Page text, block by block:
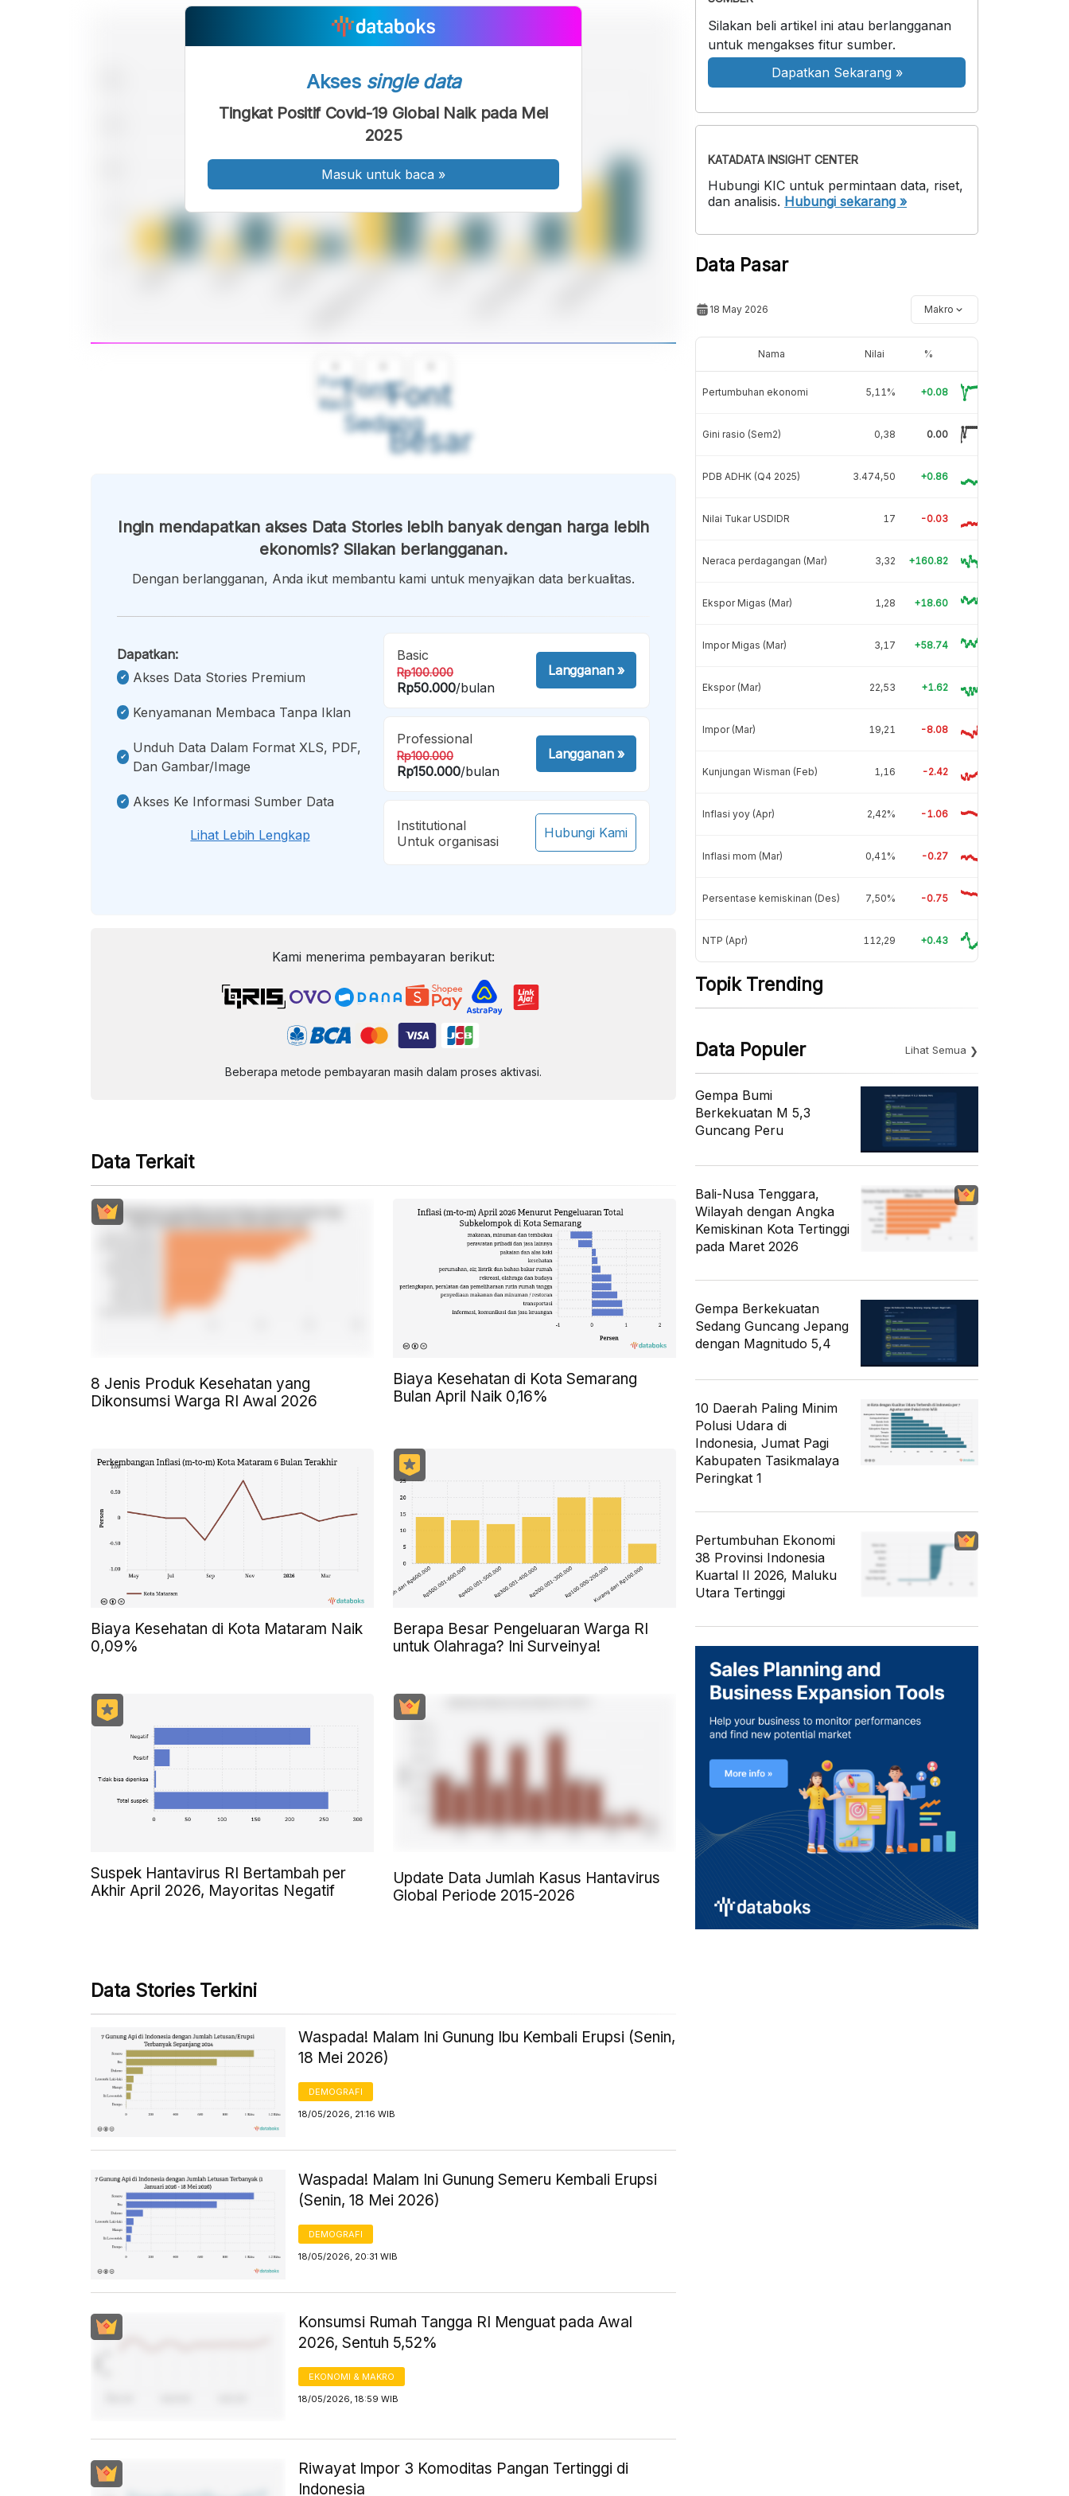
Font
Kecil
Font
Sedang
Font
Besar
Akses single data
Tingkat Positif Covid-19 Global Naik pada Mei
2025
Masuk untuk baca »
Ingin mendapatkan akses Data Stories lebih banyak dengan harga lebih
ekonomis? Silakan berlangganan.
Dengan berlangganan, Anda ikut membantu kami untuk menyajikan data berkualitas.
Dapatkan:
Akses Data Stories Premium
Kenyamanan Membaca Tanpa Iklan
Unduh Data Dalam Format XLS, PDF,
Dan Gambar/image
Akses Ke Informasi Sumber Data
Lihat Lebih Lengkap
Basic
Rp100.000
Rp50.000/bulan
Langganan»
Professional
Rp100.000
Rp150.000/bulan
Langganan»
Institutional
Untuk organisasi
Hubungi Kami
Kami menerima pembayaran berikut:
Beberapa metode pembayaran masih dalam proses aktivasi.
Data Terkait
8 Jenis Produk Kesehatan yang
Dikonsumsi Warga RI Awal 2026
Biaya Kesehatan di Kota Semarang
Bulan April Naik 0,16%
Biaya Kesehatan di Kota Mataram Naik
0,09%
Berapa Besar Pengeluaran Warga RI
untuk Olahraga? Ini Surveinya!
Suspek Hantavirus RI Bertambah per
Akhir April 2026, Mayoritas Negatif
Update Data Jumlah Kasus Hantavirus
Global Periode 2015-2026
Data Stories Terkini
Waspada! Malam Ini Gunung Ibu Kembali Erupsi (Senin,
18 Mei 2026)
DEMOGRAFI
18/05/2026, 21:16 WIB
Waspada! Malam Ini Gunung Semeru Kembali Erupsi
(Senin, 18 Mei 2026)
DEMOGRAFI
18/05/2026, 20:31 WIB
Konsumsi Rumah Tangga RI Menguat pada Awal
2026, Sentuh 5,52%
EKONOMI & MAKRO
18/05/2026, 18:59 WIB
Riwayat Impor 3 Komoditas Pangan Tertinggi di
Indonesia
Silakan beli artikel ini atau berlangganan
untuk mengakses fitur sumber.
Dapatkan Sekarang »
KATADATA INSIGHT CENTER
Hubungi KIC untuk permintaan data, riset,
dan analisis. Hubungi sekarang »
Data Pasar
18 May 2026 Makro
Nama Nilai %
Pertumbuhan ekonomi 5,11% +0.08
Gini rasio (Sem2) 0,38 0.00
PDB ADHK (Q4 2025) 3.474,50 +0.86
Nilai Tukar USDIDR 17 -0.03
Neraca perdagangan (Mar) 3,32 +160.82
Ekspor Migas (Mar) 1,28 +18.60
Impor Migas (Mar) 3,17 +58.74
Ekspor (Mar) 22,53 +1.62
Impor (Mar) 19,21 -8.08
Kunjungan Wisman (Feb) 1,16 -2.42
Inflasi yoy (Apr) 2,42% -1.06
Inflasi mom (Mar) 0,41% -0.27
Persentase kemiskinan (Des) 7,50% -0.75
NTP (Apr) 112,29 +0.43
Topik Trending
Data Populer Lihat Semua
Gempa Bumi
Berkekuatan M 5,3
Guncang Peru
Bali-Nusa Tenggara,
Wilayah dengan Angka
Kemiskinan Kota Tertinggi
pada Maret 2026
Gempa Berkekuatan
Sedang Guncang Jepang
dengan Magnitudo 5,4
10 Daerah Paling Minim
Polusi Udara di
Indonesia, Jumat Pagi
Kabupaten Tasikmalaya
Peringkat 1
Pertumbuhan Ekonomi
38 Provinsi Indonesia
Kuartal II 2026, Maluku
Utara Tertinggi